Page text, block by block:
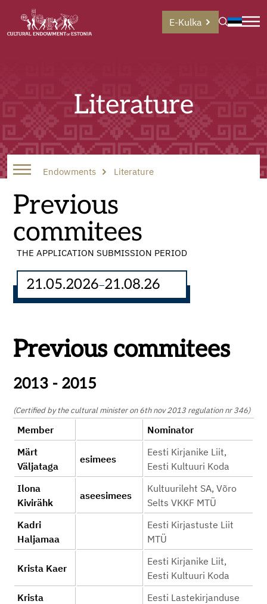
E-Kulka
Literature
Endowments Literature
Previous
commitees
THE APPLICATION SUBMISSION PERIOD
21.05.2026–21.08.26
Previous commitees
2013 - 2015
(Certified by the cultural minister on 6th nov 2013 regulation nr 346)
Member
Nominator
Märt
Väljataga
esimees
Eesti Kirjanike Liit,
Eesti Kultuuri Koda
Ilona
Kivirähk
aseesimees
Kultuurileht SA, Võro
Selts VKKF MTÜ
Kadri
Haljamaa
Eesti Kirjastuste Liit
MTÜ
Krista Kaer
Eesti Kirjanike Liit,
Eesti Kultuuri Koda
Krista
Eesti Lastekirjanduse